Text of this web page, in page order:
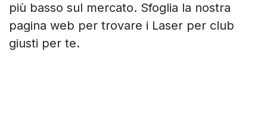
più basso sul mercato. Sfoglia la nostra
pagina web per trovare i Laser per club
giusti per te.